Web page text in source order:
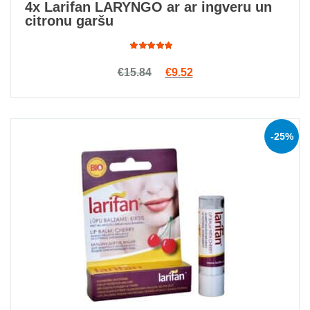
4x Larifan LARYNGO ar ar ingveru un
citronu garšu
4.93
out
€15.84 Original price was: €15.84.
€9.52Current price is: €9.52.
-25%